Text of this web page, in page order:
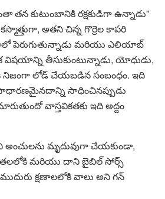
కుటుంబానికి రక్షకుడిగా ఉన్నాడు”
అతని చిన్న గొర్రెల కాపరి
పెరుగుతున్నాడు మరియు ఎలియాబ్
విషయాన్ని తీసుకుంటున్నాడు, యోధుడు,
నిజంగా లోడ్ చేయబడిన సంబంధం. ఇది
సాధించినప్పుడు
వాస్తవికతకు ఇది అద్దం
అంచులను మృదువుగా చేయకుండా,
మరియు దాని బైబిల్ సోర్స్
క్షణాలలోకి వాలు అని గన్